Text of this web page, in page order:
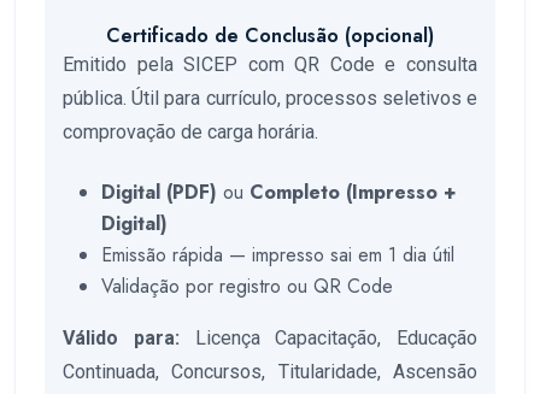
Certificado de Conclusão (opcional)
Emitido pela SICEP com QR Code e consulta
pública. Útil para currículo, processos seletivos e
comprovação de carga horária.
Digital (PDF) ou Completo (Impresso +
Digital)
Emissão rápida — impresso sai em 1 dia útil
Validação por registro ou QR Code
Válido para: Licença Capacitação, Educação
Continuada, Concursos, Titularidade, Ascensão